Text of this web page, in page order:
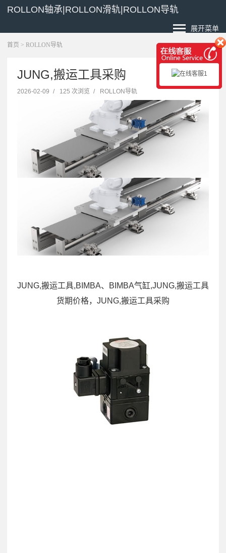
ROLLON轴承|ROLLON滑轨|ROLLON导轨
展开菜单
首页 > ROLLON导轨
JUNG,搬运工具采购
2026-02-09 / 125 次浏览 / ROLLON导轨
JUNG,搬运工具,BIMBA、BIMBA气缸,JUNG,搬运工具
货期价格，JUNG,搬运工具采购